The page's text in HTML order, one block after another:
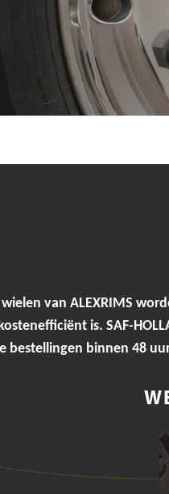
van ALEXRIMS
is. SAF-
bestellingen binnen 48